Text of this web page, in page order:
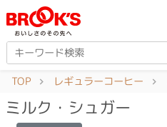
TOP レギュラーコーヒー
ミルク・シュガー